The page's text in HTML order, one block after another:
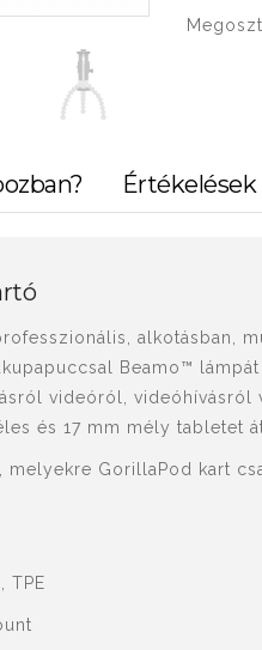
Értékelések
alkotásban,
Beamo™
videóról,
és 17 mm mély tabletet
GorillaPod kart
TPE